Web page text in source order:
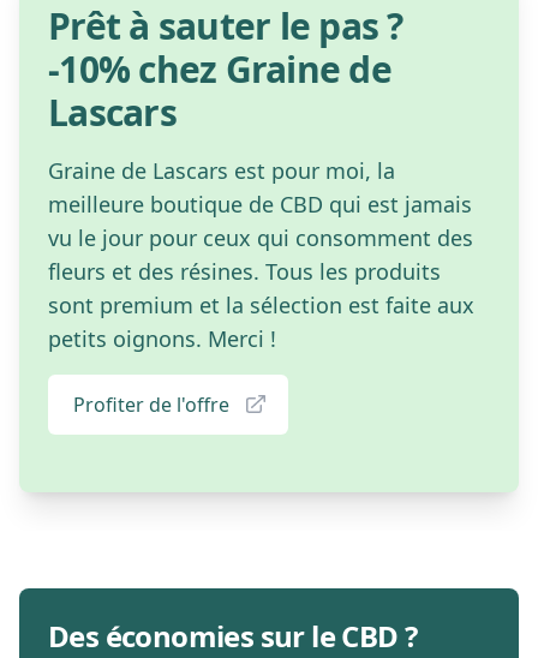
Prêt à sauter le pas ?
-10% chez Graine de
Lascars
Graine de Lascars est pour moi, la
meilleure boutique de CBD qui est jamais
vu le jour pour ceux qui consomment des
fleurs et des résines. Tous les produits
sont premium et la sélection est faite aux
petits oignons. Merci !
Profiter de l'offre
Des économies sur le CBD ?